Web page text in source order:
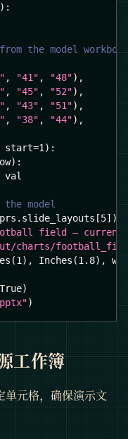
) :
the model
, "41" , "48") ,
, "45" , "52") ,
, "43" , "51") ,
, "38" , "44") ,
start=1 ) :
) :
val
model
prs . slide_layouts [5] )
field — current
charts/
(1 ) , Inches (1.8) ,
True)
)
工作簿
单元格，确保演示文